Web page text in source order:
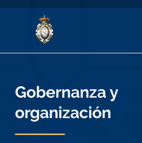
Gobernanza y
organización